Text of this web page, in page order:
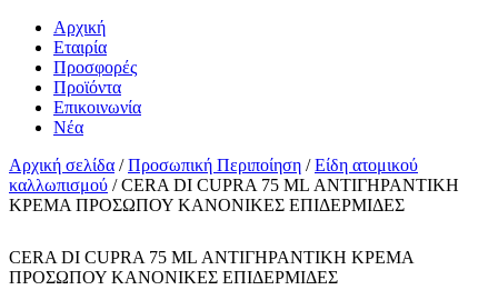
Αρχική
Εταιρία
Προσφορές
Προϊόντα
Επικοινωνία
Νέα
Αρχική σελίδα /Προσωπική Περιποίηση /Είδη ατομικού
καλλωπισμού / CERA DI CUPRA 75 ML ΑΝΤΙΓΗΡΑΝΤΙΚΗ
ΚΡΕΜΑ ΠΡΟΣΩΠΟΥ ΚΑΝΟΝΙΚΕΣ ΕΠΙΔΕΡΜΙΔΕΣ
CERA DI CUPRA 75 ML ΑΝΤΙΓΗΡΑΝΤΙΚΗ ΚΡΕΜΑ
ΠΡΟΣΩΠΟΥ ΚΑΝΟΝΙΚΕΣ ΕΠΙΔΕΡΜΙΔΕΣ